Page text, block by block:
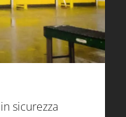
sicurezza